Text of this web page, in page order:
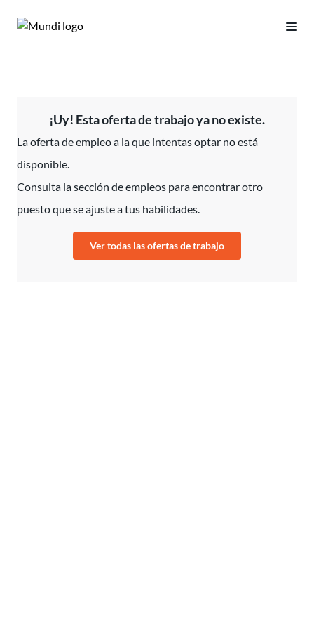
¡Uy! Esta oferta de trabajo ya no existe.
La oferta de empleo a la que intentas optar no está
disponible.
Consulta la sección de empleos para encontrar otro
puesto que se ajuste a tus habilidades.
Ver todas las ofertas de trabajo